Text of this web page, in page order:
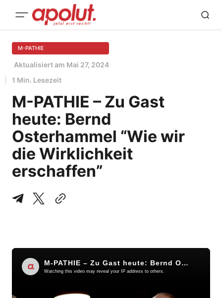
M-PATHIE
Aktualisiert am Mai 27, 2024
1 Min. Lesezeit
M-PATHIE – Zu Gast
heute: Bernd
Osterhammel “Wie wir
die Wirklichkeit
erschaffen”